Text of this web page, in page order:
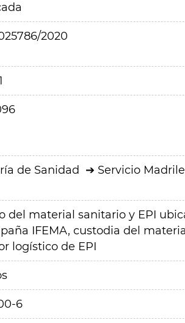
2020
de Sanidad Servicio
del material sanitario y EPI
IFEMA, custodia del
logístico de EPI
6